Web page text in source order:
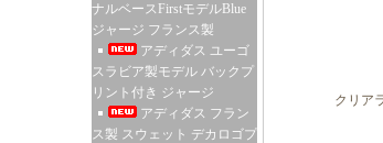
ナルベースFirstモデルBlue
ジャージ フランス製
アディダス ユーゴ
スラビア製モデル バックプ
リント付き ジャージ
アディダス フラン
ス製 スウェット デカロゴプ
クリア